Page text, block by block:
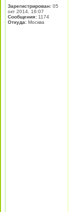
Зарегистрирован: 05
окт 2014, 16:07
Сообщения: 1174
Откуда: Москва